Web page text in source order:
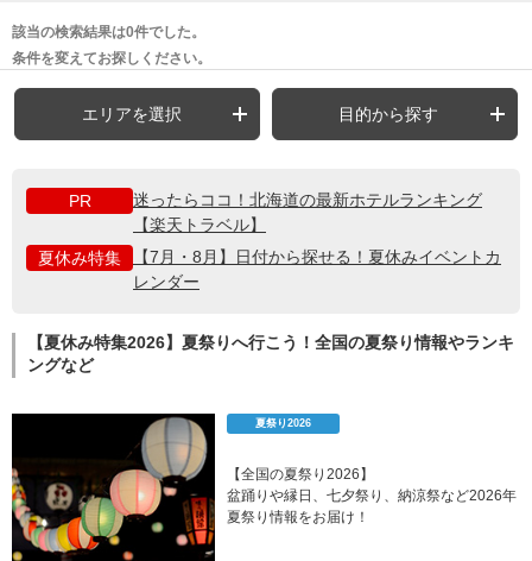
該当の検索結果は0件でした。
条件を変えてお探しください。
エリアを選択 目的から探す
PR
迷ったらココ！北海道の最新ホテルランキング
【楽天トラベル】
夏休み特集
【7月・8月】日付から探せる！夏休みイベントカ
レンダー
【夏休み特集2026】夏祭りへ行こう！全国の夏祭り情報やランキ
ングなど
夏祭り2026
【全国の夏祭り2026】
盆踊りや縁日、七夕祭り、納涼祭など2026年
夏祭り情報をお届け！